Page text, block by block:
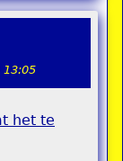
13:05
het te